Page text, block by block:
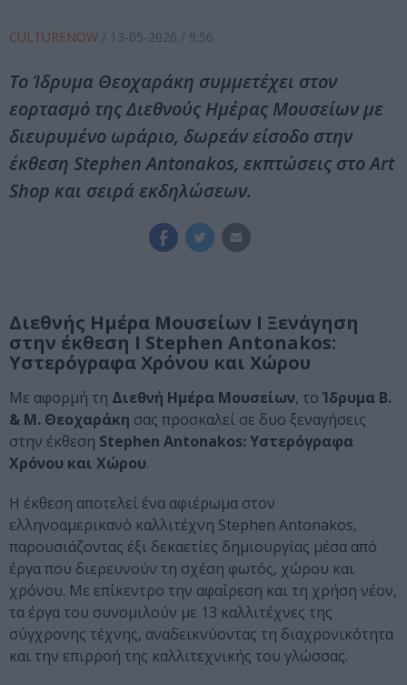
CULTURENOW / 13-05-2026 / 9:56
Το Ίδρυμα Θεοχαράκη συμμετέχει στον
εορτασμό της Διεθνούς Ημέρας Μουσείων με
διευρυμένο ωράριο, δωρεάν είσοδο στην
έκθεση Stephen Antonakos, εκπτώσεις στο Art
Shop και σειρά εκδηλώσεων.
Διεθνής Ημέρα Μουσείων Ι Ξενάγηση
στην έκθεση Ι Stephen Antonakos:
Υστερόγραφα Χρόνου και Χώρου
Με αφορμή τη Διεθνή Ημέρα Μουσείων, το Ίδρυμα Β.
& Μ. Θεοχαράκη σας προσκαλεί σε δυο ξεναγήσεις
στην έκθεση Stephen Antonakos: Υστερόγραφα
Χρόνου και Χώρου.
Η έκθεση αποτελεί ένα αφιέρωμα στον
ελληνοαμερικανό καλλιτέχνη Stephen Antonakos,
παρουσιάζοντας έξι δεκαετίες δημιουργίας μέσα από
έργα που διερευνούν τη σχέση φωτός, χώρου και
χρόνου. Με επίκεντρο την αφαίρεση και τη χρήση νέον,
τα έργα του συνομιλούν με 13 καλλιτέχνες της
σύγχρονης τέχνης, αναδεικνύοντας τη διαχρονικότητα
και την επιρροή της καλλιτεχνικής του γλώσσας.